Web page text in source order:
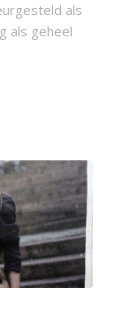
als
als geheel